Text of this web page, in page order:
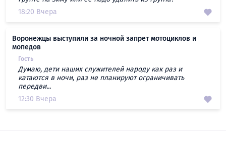
18:20 Вчера
Воронежцы выступили за ночной запрет мотоциклов и
мопедов
Гость
Думаю, дети наших служителей народу как раз и
катаются в ночи, раз не планируют ограничивать
передви...
12:30 Вчера